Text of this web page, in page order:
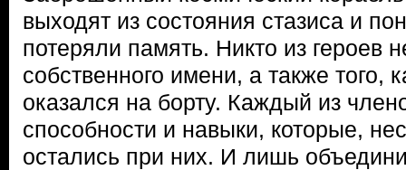
выходят из состояния стазиса и
потеряли память. Никто из героев
собственного имени, а также того,
оказался на борту. Каждый из
способности и навыки, которые,
остались при них. И лишь